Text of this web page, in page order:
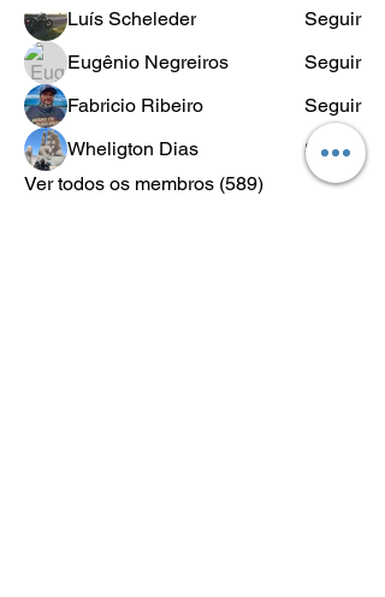
Luís Scheleder
Seguir
Eugênio Negreiros
Seguir
Fabricio Ribeiro
Seguir
Wheligton Dias
Seguir
Ver todos os membros (589)